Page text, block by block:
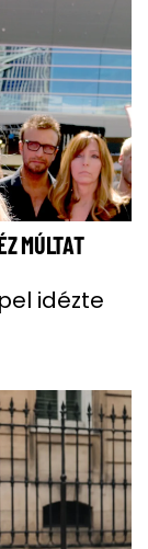
MÚLTAT
idézte